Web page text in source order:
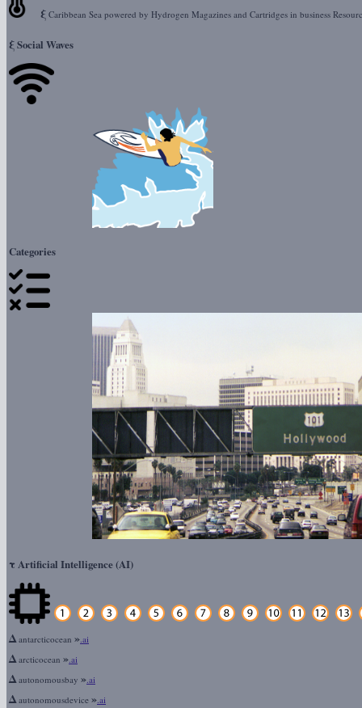
ξ Caribbean Sea powered by Hydrogen Magazines and Cartridges in business
ξSocial Waves
Categories
τ Artificial Intelligence (AI)
Δantarcticocean ».ai
Δarcticocean ».ai
Δautonomousbay ».ai
Δautonomousdevice ».ai